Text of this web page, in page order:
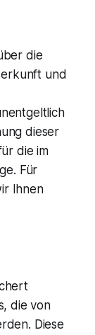
die
und
dieser
die im
Für
Ihnen
die von
Diese